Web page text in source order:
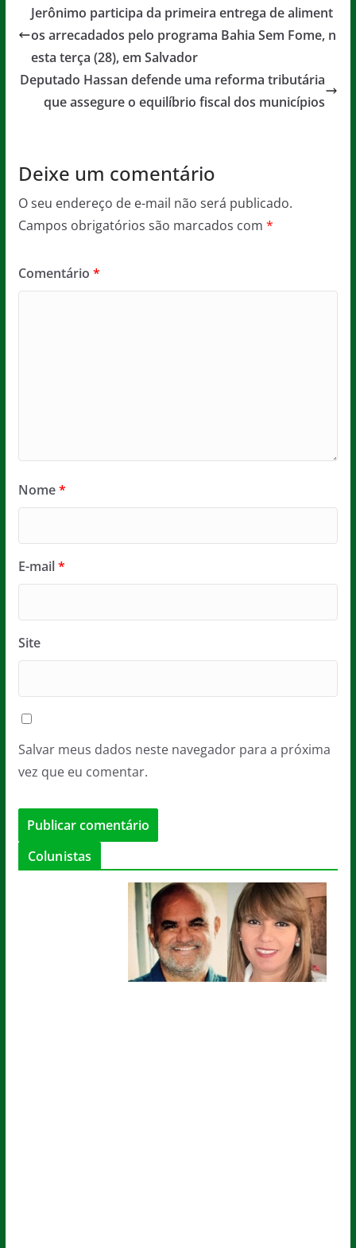
e
b
o
o
k
er l s
A
p
p
a
g
e
Jerônimo participa da primeira entrega de aliment
os arrecadados pelo programa Bahia Sem Fome, n
esta terça (28), em Salvador
Deputado Hassan defende uma reforma tributária
que assegure o equilíbrio fiscal dos municípios
Deixe um comentário
O seu endereço de e-mail não será publicado.
Campos obrigatórios são marcados com *
Comentário *
Nome*
E-mail*
Site
Salvar meus dados neste navegador para a próxima
vez que eu comentar.
Colunistas